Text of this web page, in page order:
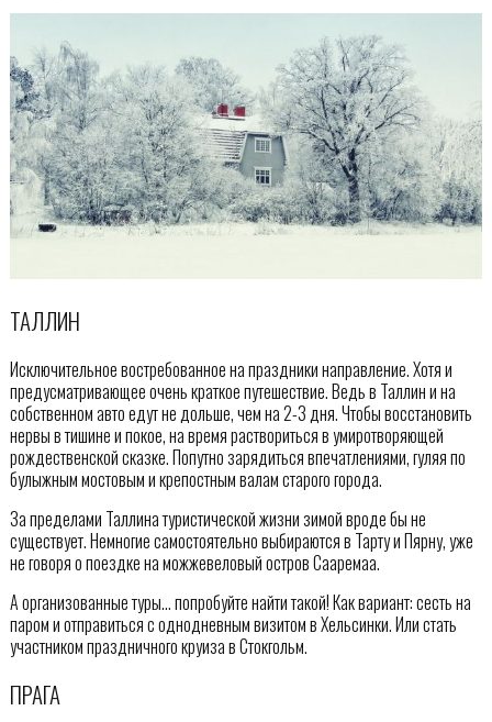
ТАЛЛИН
Исключительное востребованное на праздники направление. Хотя и
предусматривающее очень краткое путешествие. Ведь в Таллин и на
собственном авто едут не дольше, чем на 2-3 дня. Чтобы восстановить
нервы в тишине и покое, на время раствориться в умиротворяющей
рождественской сказке. Попутно зарядиться впечатлениями, гуляя по
булыжным мостовым и крепостным валам старого города.
За пределами Таллина туристической жизни зимой вроде бы не
существует. Немногие самостоятельно выбираются в Тарту и Пярну, уже
не говоря о поездке на можжевеловый остров Сааремаа.
А организованные туры… попробуйте найти такой! Как вариант: сесть на
паром и отправиться с однодневным визитом в Хельсинки. Или стать
участником праздничного круиза в Стокгольм.
ПРАГА